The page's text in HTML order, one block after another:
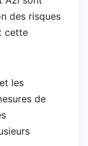
des risques
cette
les
de